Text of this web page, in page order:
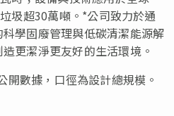
圾超30萬噸。*公司致力於通
學固廢管理與低碳清潔能源解
更潔淨更友好的生活環境。
開數據，口徑為設計總規模。